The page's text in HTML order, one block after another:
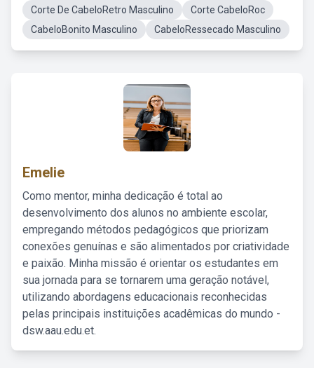
Corte De CabeloRetro Masculino
Corte CabeloRoc
CabeloBonito Masculino
CabeloRessecado Masculino
Emelie
Como mentor, minha dedicação é total ao
desenvolvimento dos alunos no ambiente escolar,
empregando métodos pedagógicos que priorizam
conexões genuínas e são alimentados por criatividade
e paixão. Minha missão é orientar os estudantes em
sua jornada para se tornarem uma geração notável,
utilizando abordagens educacionais reconhecidas
pelas principais instituições acadêmicas do mundo -
dsw.aau.edu.et.